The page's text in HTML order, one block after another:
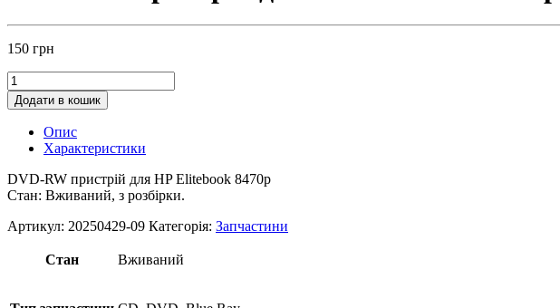
150 грн
Додати в кошик
Опис
Характеристики
DVD-RW пристрій для HP Elitebook 8470p
Стан: Вживаний, з розбірки.
Артикул: 20250429-09 Категорія: Запчастини
Стан Вживаний